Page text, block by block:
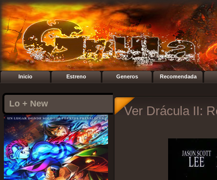
Inicio Estreno Generos Recomendada
Lo + New Ver Drácula II: